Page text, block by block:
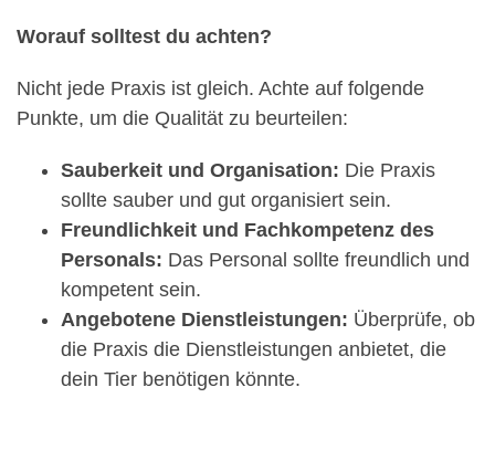
Worauf solltest du achten?
Nicht jede Praxis ist gleich. Achte auf folgende
Punkte, um die Qualität zu beurteilen:
Sauberkeit und Organisation: Die Praxis
sollte sauber und gut organisiert sein.
Freundlichkeit und Fachkompetenz des
Personals: Das Personal sollte freundlich und
kompetent sein.
Angebotene Dienstleistungen: Überprüfe, ob
die Praxis die Dienstleistungen anbietet, die
dein Tier benötigen könnte.